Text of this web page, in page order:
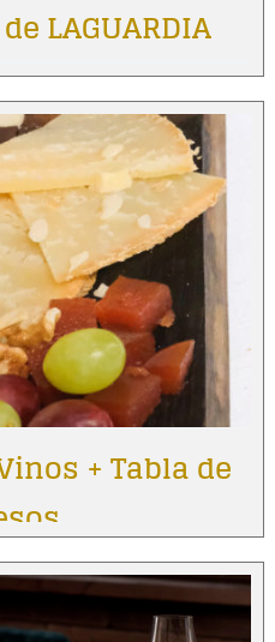
LAGUARDIA
+ Tabla de